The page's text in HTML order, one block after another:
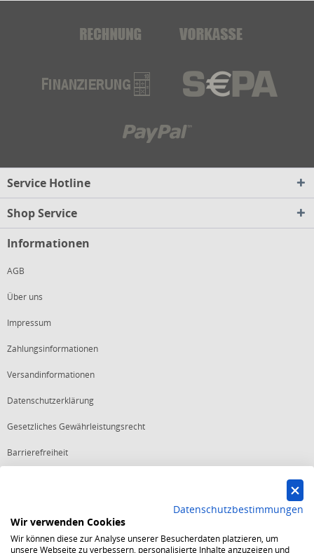
Service Hotline
Shop Service
Informationen
AGB
Über uns
Impressum
Zahlungsinformationen
Versandinformationen
Datenschutzerklärung
Gesetzliches Gewährleistungsrecht
Barrierefreiheit
Starker Service
Shops mit dem Excellent Shop Award stehen seit mehr als 5,
Datenschutzbestimmungen
Wir verwenden Cookies
Wir können diese zur Analyse unserer Besucherdaten platzieren, um
unsere Webseite zu verbessern, personalisierte Inhalte anzuzeigen und